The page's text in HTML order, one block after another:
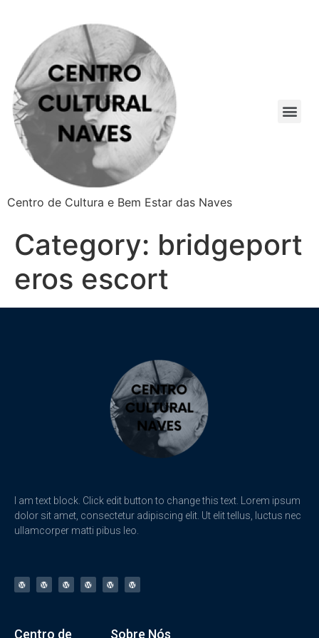
Centro de Cultura e Bem Estar das Naves
Category: bridgeport
eros escort
I am text block. Click edit button to change this text. Lorem ipsum
dolor sit amet, consectetur adipiscing elit. Ut elit tellus, luctus nec
ullamcorper matti pibus leo.
Centro de Sobre Nós